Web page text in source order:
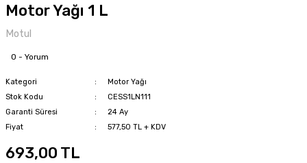
Motor Yağı 1 L
Motul
0 - Yorum
Kategori
Motor Yağı
Stok Kodu
CESS1LN111
Garanti Süresi
24 Ay
Fiyat
577,50 TL + KDV
693,00 TL